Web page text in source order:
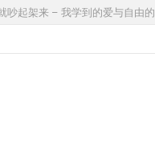
架来 – 我学到的爱与自由的功课